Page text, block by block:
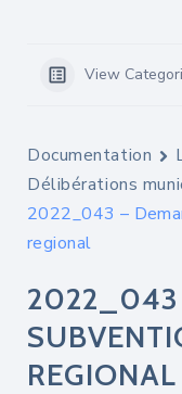
View
Documentation
Délibérations
2022_043 –
regional
2022_043
REGIONAL